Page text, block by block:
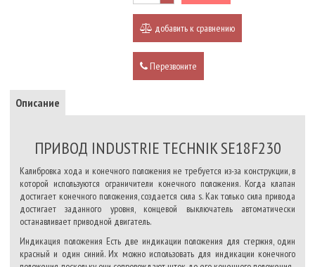
добавить к сравнению
Перезвоните
Описание
ПРИВОД INDUSTRIE TECHNIK SE18F230
Калибровка хода и конечного положения не требуется из-за конструкции, в
которой используются ограничители конечного положения. Когда клапан
достигает конечного положения, создается сила s. Как только сила привода
достигает заданного уровня, концевой выключатель автоматически
останавливает приводной двигатель.
Индикация положения Есть две индикации положения для стержня, один
красный и один синий. Их можно использовать для индикации конечного